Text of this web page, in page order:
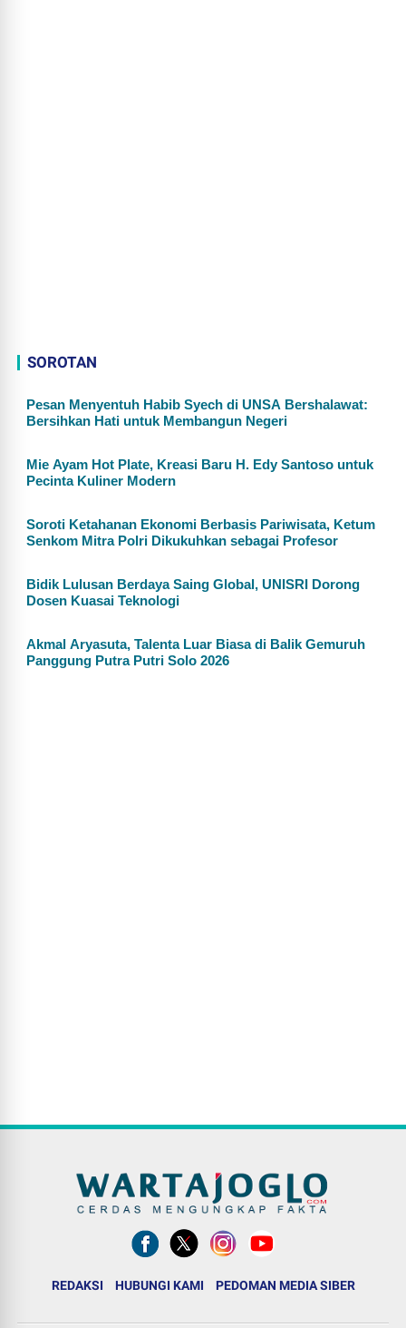
SOROTAN
Pesan Menyentuh Habib Syech di UNSA Bershalawat:
Bersihkan Hati untuk Membangun Negeri
Mie Ayam Hot Plate, Kreasi Baru H. Edy Santoso untuk
Pecinta Kuliner Modern
Soroti Ketahanan Ekonomi Berbasis Pariwisata, Ketum
Senkom Mitra Polri Dikukuhkan sebagai Profesor
Bidik Lulusan Berdaya Saing Global, UNISRI Dorong
Dosen Kuasai Teknologi
Akmal Aryasuta, Talenta Luar Biasa di Balik Gemuruh
Panggung Putra Putri Solo 2026
REDAKSI HUBUNGI KAMI PEDOMAN MEDIA SIBER